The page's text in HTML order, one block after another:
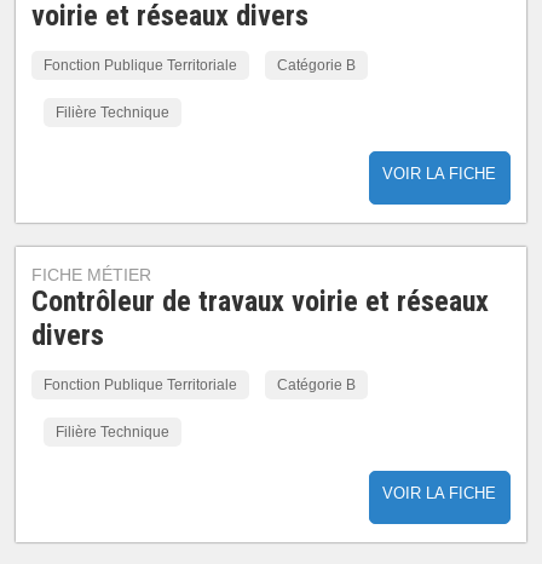
voirie et réseaux divers
Fonction Publique Territoriale Catégorie B
Filière Technique
VOIR LA FICHE
FICHE MÉTIER
Contrôleur de travaux voirie et réseaux
divers
Fonction Publique Territoriale Catégorie B
Filière Technique
VOIR LA FICHE